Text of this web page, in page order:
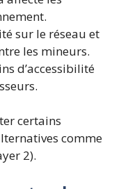
sur le réseau et
les mineurs.
d’accessibilité
certains
comme
2).